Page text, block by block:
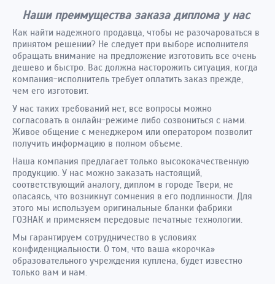
Наши преимущества заказа диплома у нас
Как найти надежного продавца, чтобы не разочароваться в
принятом решении? Не следует при выборе исполнителя
обращать внимание на предложение изготовить все очень
дешево и быстро. Вас должна насторожить ситуация, когда
компания-исполнитель требует оплатить заказ прежде,
чем его изготовит.
У нас таких требований нет, все вопросы можно
согласовать в онлайн-режиме либо созвониться с нами.
Живое общение с менеджером или оператором позволит
получить информацию в полном объеме.
Наша компания предлагает только высококачественную
продукцию. У нас можно заказать настоящий,
соответствующий аналогу, диплом в городе Твери, не
опасаясь, что возникнут сомнения в его подлинности. Для
этого мы используем оригинальные бланки фабрики
ГОЗНАК и применяем передовые печатные технологии.
Мы гарантируем сотрудничество в условиях
конфиденциальности. О том, что ваша «корочка»
образовательного учреждения куплена, будет известно
только вам и нам.